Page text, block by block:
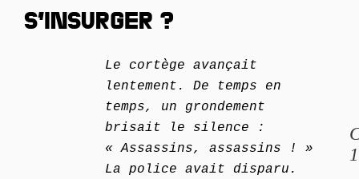
S’INSURGER ?
Le cortège avançait
lentement. De temps en
temps, un grondement
brisait le silence :
« Assassins, assassins ! »
La police avait disparu.